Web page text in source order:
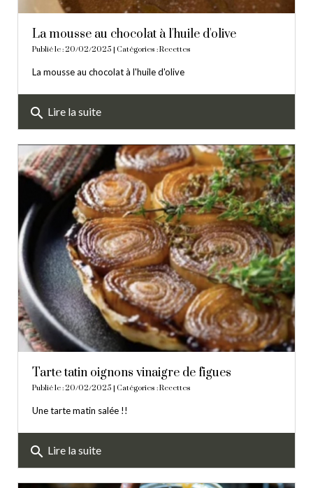
La mousse au chocolat à l'huile d'olive
Publié le : 20/02/2025 | Catégories :Recettes
La mousse au chocolat à l'huile d'olive
search Lire la suite
Tarte tatin oignons vinaigre de figues
Publié le : 20/02/2025 | Catégories :Recettes
Une tarte matin salée !!
search Lire la suite